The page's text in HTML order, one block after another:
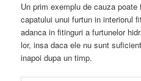
Un prim exemplu de cauza
capatului unui furtun in interiorul
adanca in fitinguri a furtunelor
lor, insa daca ele nu sunt
inapoi dupa un timp.